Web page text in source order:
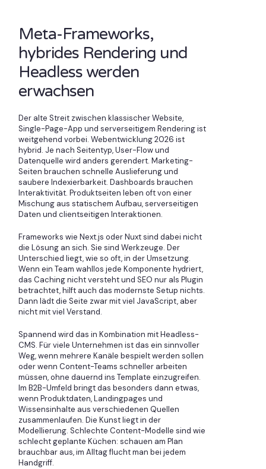
Meta-Frameworks,
hybrides Rendering und
Headless werden
erwachsen
Der alte Streit zwischen klassischer Website,
Single-Page-App und serverseitigem Rendering ist
weitgehend vorbei. Webentwicklung 2026 ist
hybrid. Je nach Seitentyp, User-Flow und
Datenquelle wird anders gerendert. Marketing-
Seiten brauchen schnelle Auslieferung und
saubere Indexierbarkeit. Dashboards brauchen
Interaktivität. Produktseiten leben oft von einer
Mischung aus statischem Aufbau, serverseitigen
Daten und clientseitigen Interaktionen.
Frameworks wie Next.js oder Nuxt sind dabei nicht
die Lösung an sich. Sie sind Werkzeuge. Der
Unterschied liegt, wie so oft, in der Umsetzung.
Wenn ein Team wahllos jede Komponente hydriert,
das Caching nicht versteht und SEO nur als Plugin
betrachtet, hilft auch das modernste Setup nichts.
Dann lädt die Seite zwar mit viel JavaScript, aber
nicht mit viel Verstand.
Spannend wird das in Kombination mit Headless-
CMS. Für viele Unternehmen ist das ein sinnvoller
Weg, wenn mehrere Kanäle bespielt werden sollen
oder wenn Content-Teams schneller arbeiten
müssen, ohne dauernd ins Template einzugreifen.
Im B2B-Umfeld bringt das besonders dann etwas,
wenn Produktdaten, Landingpages und
Wissensinhalte aus verschiedenen Quellen
zusammenlaufen. Die Kunst liegt in der
Modellierung. Schlechte Content-Modelle sind wie
schlecht geplante Küchen: schauen am Plan
brauchbar aus, im Alltag flucht man bei jedem
Handgriff.